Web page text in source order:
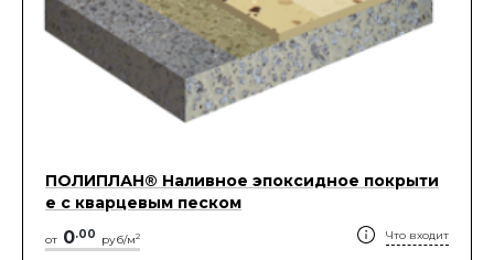
ПОЛИПЛАН® Наливное эпоксидное покрыти
е с кварцевым песком
от 0.00 руб/м2 Что входит